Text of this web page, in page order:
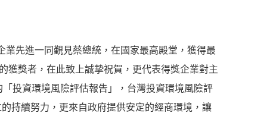
先進一同覲見蔡總統，在國家最高殿堂，獲得最
獲獎者，在此致上誠摯祝賀，更代表得獎企業對主
投資環境風險評估報告」，台灣投資環境風險評
持續努力，更來自政府提供安定的經商環境，讓